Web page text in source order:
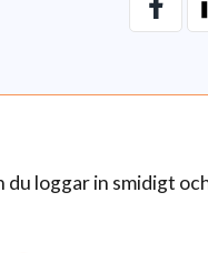
loggar in smidigt